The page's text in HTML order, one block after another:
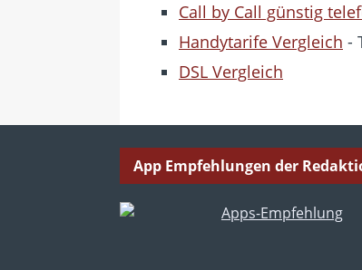
Call by Call günstig
Handytarife Vergleich -
DSL Vergleich
App Empfehlungen der